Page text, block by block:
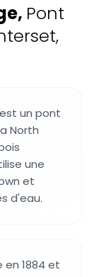
, Pont
un pont
North
une
et
d'eau.
1884 et